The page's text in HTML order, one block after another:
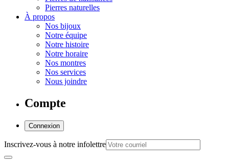
Pierres naturelles
À propos
Nos bijoux
Notre équipe
Notre histoire
Notre horaire
Nos montres
Nos services
Nous joindre
Compte
Connexion
Inscrivez-vous à notre infolettre